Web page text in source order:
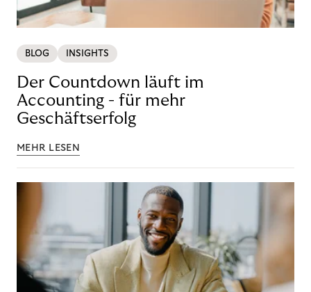
BLOG INSIGHTS
Der Countdown läuft im
Accounting - für mehr
Geschäftserfolg
MEHR LESEN